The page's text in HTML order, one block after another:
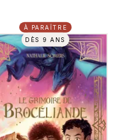
À PARAÎTRE
DÈS 9 ANS